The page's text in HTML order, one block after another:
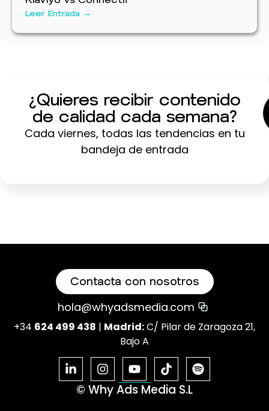
Leer Entrada →
¿Quieres recibir contenido
de calidad cada semana?
Cada viernes, todas las tendencias en tu
bandeja de entrada
Contacta con nosotros
hola@whyadsmedia.com
+34 624 499 438 | Madrid:C/ Pilar de Zaragoza 21,
Bajo A
© Why Ads Media S.L